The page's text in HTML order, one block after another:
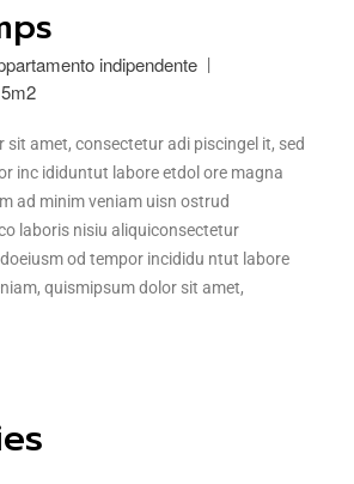
indipendente
sit amet, consectetur adi piscingel it, sed
inc ididuntut labore etdol ore magna
ad minim veniam uisn ostrud
laboris nisiu aliquiconsectetur
od tempor incididu ntut labore
quismipsum dolor sit amet,